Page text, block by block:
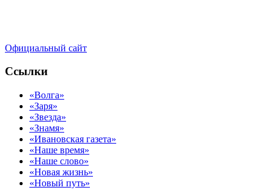
Официальный сайт
Ссылки
«Волга»
«Заря»
«Звезда»
«Знамя»
«Ивановская газета»
«Наше время»
«Наше слово»
«Новая жизнь»
«Новый путь»